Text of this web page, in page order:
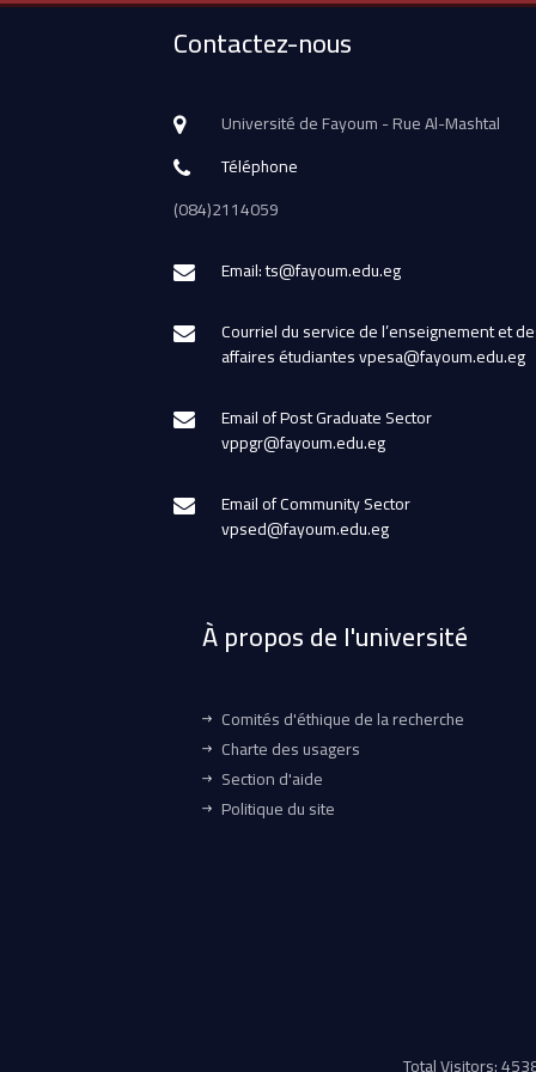
Contactez-nous
Université de Fayoum - Rue Al-Mashtal
Téléphone
(084)2114059
Email: ts@fayoum.edu.eg
Courriel du service de l’enseignement et
affaires étudiantes vpesa@fayoum.edu.eg
Email of Post Graduate Sector
vppgr@fayoum.edu.eg
Email of Community Sector
vpsed@fayoum.edu.eg
À propos de l'université
Comités d'éthique de la recherche
Charte des usagers
Section d'aide
Politique du site
Total Visitors: